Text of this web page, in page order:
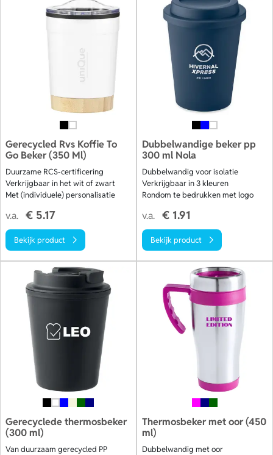
Gerecycled Rvs Koffie To
Go Beker (350 Ml)
Duurzame RCS-certificering
Verkrijgbaar in het wit of zwart
Met (individuele) personalisatie
v.a. € 5.17
Bekijk product
Dubbelwandige beker pp
300 ml Nola
Dubbelwandig voor isolatie
Verkrijgbaar in 3 kleuren
Rondom te bedrukken met logo
v.a. € 1.91
Bekijk product
Gerecyclede thermosbeker
(300 ml)
Van duurzaam gerecycled PP
Thermosbeker met oor (450
ml)
Dubbelwandig met oor